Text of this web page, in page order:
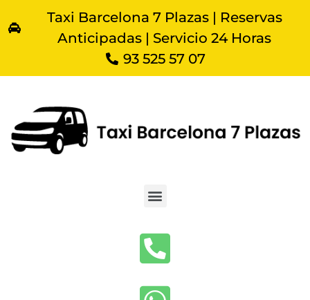
Taxi Barcelona 7 Plazas | Reservas
Anticipadas | Servicio 24 Horas
93 525 57 07